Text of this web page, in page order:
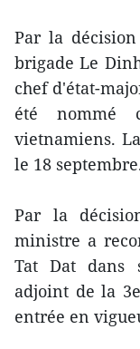
Par la décision
brigade Le
chef d'état-
été nommé
vietnamiens.
le 18
Par la
ministre a
Tat Dat dans
adjoint de la
entrée en